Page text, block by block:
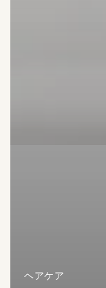
ヘアケア